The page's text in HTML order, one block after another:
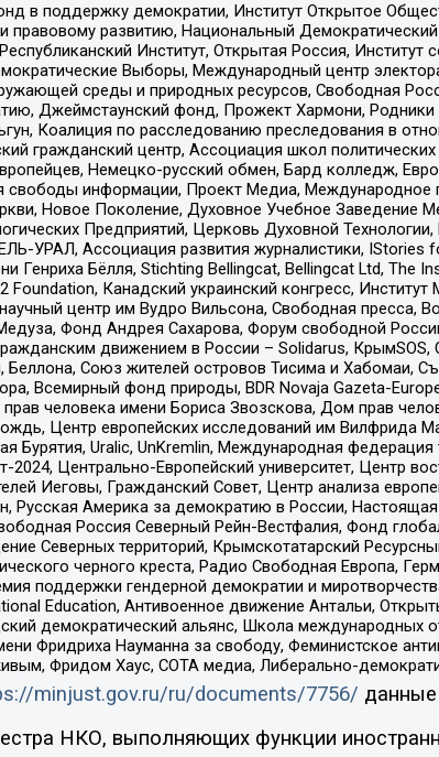
в поддержку демократии, Институт Открытое
правовому развитию, Национальный Демократический
Институт, Открытая Россия, Институт
Выборы, Международный центр
среды и природных ресурсов, Свободная
Джеймстаунский фонд, Прожект Хармони, Родники
Коалиция по расследованию преследования в
гражданский центр, Ассоциация школ
Немецко-русский обмен, Бард колледж,
свободы информации, Проект Медиа, Международное
Новое Поколение, Духовное Учебное
Предприятий, Церковь Духовной
УРАЛ, Ассоциация развития журналистики,
Генриха Бёлля, Stichting Bellingcat, Bellingcat Ltd, The
Foundation, Канадский украинский конгресс,
центр им Вудро Вильсона, Свободная пресса,
Фонд Андрея Сахарова, Форум свободной
движением в России – Solidarus, КрымSOS,
Беллона, Союз жителей островов Тисима и Хабомаи,
Всемирный фонд природы, BDR Novaja Gazeta-
человека имени Бориса Звозскова, Дом прав
Центр европейских исследований им Вилфрида
Бурятия, Uralic, UnKremlin, Международная
2024, Центрально-Европейский университет, Центр
Иеговы, Гражданский Совет, Центр анализа
Русская Америка за демократию в России,
Россия Северный Рейн-Вестфалия, Фонд
Северных территорий, Крымскотатарский
черного креста, Радио Свободная Европа,
поддержки гендерной демократии и
Education, Антивоенное движение Антальи,
демократический альянс, Школа
Фридриха Науманна за свободу, Феминистское
Фридом Хаус, СОТА медиа, Либерально-
minjust.gov.ru/ru/documents/7756/ данные
НКО, выполняющих функции